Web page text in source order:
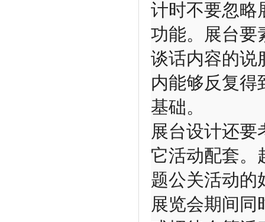
计时不要忽略
功能。展台要
谈话内容的说
内能够反复得
基础。
展台设计还要
它活动配套。
题公关活动的
展览会期间同